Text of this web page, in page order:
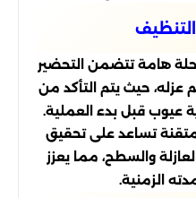
هامة تتضمن التحضير
حيث يتم التأكد من
عيوب قبل بدء العملية.
تساعد على تحقيق
والسطح، مما يعزز
الزمنية.